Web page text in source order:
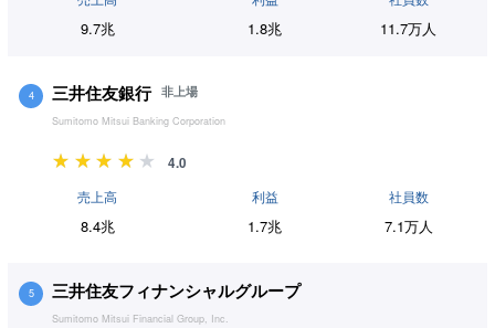
9.7兆 1.8兆 11.7万人
4 三井住友銀行 非上場
Sumitomo Mitsui Banking Corporation
4.0
売上高
8.4兆
利益
1.7兆
社員数
7.1万人
5 三井住友フィナンシャルグループ
Sumitomo Mitsui Financial Group, Inc.